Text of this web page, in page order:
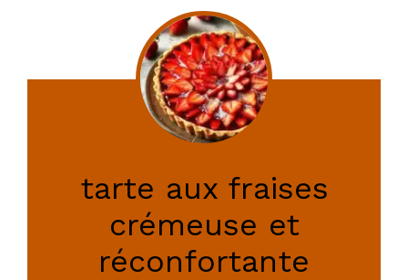
tarte aux fraises
crémeuse et
réconfortante